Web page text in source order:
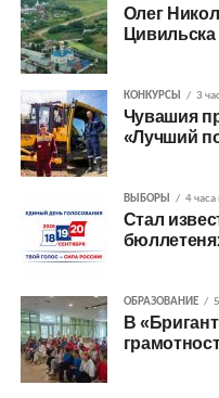
Олег
КОНКУРСЫ 3
Чувашия
«Лучший
ВЫБОРЫ 4 часа
Стал
ОБРАЗОВАНИЕ
В